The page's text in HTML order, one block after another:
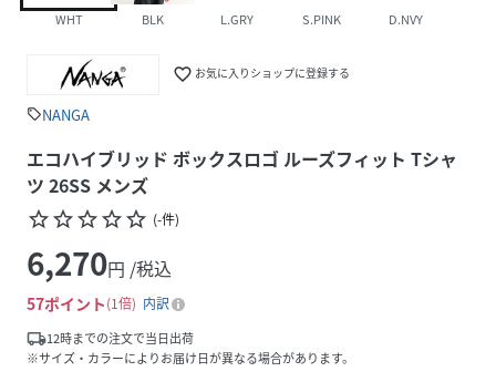
WHT BLK L.GRY S.PINK D.NVY
favorite_border お気に入りショップに登録する
sellNANGA
エコハイブリッド ボックスロゴ ルーズフィット Tシャ
ツ 26SS メンズ
star_borderstar_borderstar_borderstar_borderstar_border (-件)
6,270円 /税込
57ポイント 1倍
内訳
local_shipping12時までの注文で当日出荷
※サイズ・カラーによりお届け日が異なる場合があります。